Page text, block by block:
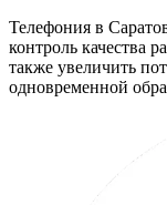
Телефония в
контроль качества
также увеличить
одновременной